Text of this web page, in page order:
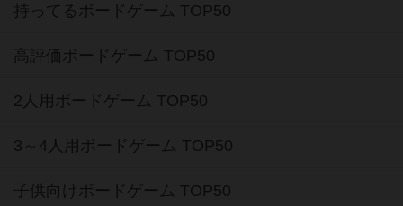
持ってるボードゲーム TOP50
高評価ボードゲーム TOP50
2人用ボードゲーム TOP50
3～4人用ボードゲーム TOP50
子供向けボードゲーム TOP50